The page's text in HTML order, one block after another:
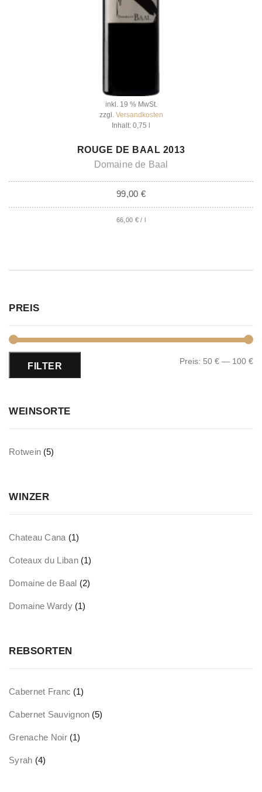
inkl. 19 % MwSt.
zzgl. Versandkosten
Inhalt: 0,75
IN DEN WARENKORB
ROUGE DE BAAL 2013
Domaine de Baal
99,00 €
66,00 €/ l
PREIS
FILTER Preis: 50 € — 100 €
WEINSORTE
Rotwein (5)
WINZER
Chateau Cana (1)
Coteaux du Liban (1)
Domaine de Baal (2)
Domaine Wardy (1)
REBSORTEN
Cabernet Franc (1)
Cabernet Sauvignon (5)
Grenache Noir (1)
Syrah (4)